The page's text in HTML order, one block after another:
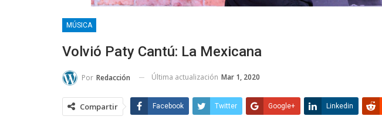
MÚSICA
Volvió Paty Cantú: La Mexicana
Por Redacción Última actualización Mar 1, 2020
Compartir Facebook Twitter Google+ Linkedin